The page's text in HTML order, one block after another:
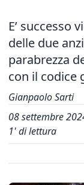
E’ successo
delle due
parabrezza
con il codice
Gianpaolo Sarti
08 settembre
1' di lettura